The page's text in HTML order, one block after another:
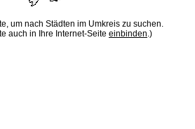
um nach Städten im Umkreis zu suchen.
auch in Ihre Internet-Seite einbinden.)